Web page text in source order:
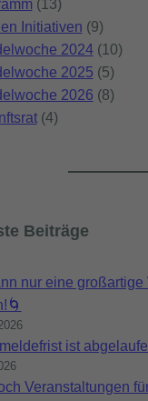
(13)
Initiativen (9)
2024(10)
2025 (5)
2026 (8)
(4)
Beiträge
nur eine
ist
Veranstaltungen